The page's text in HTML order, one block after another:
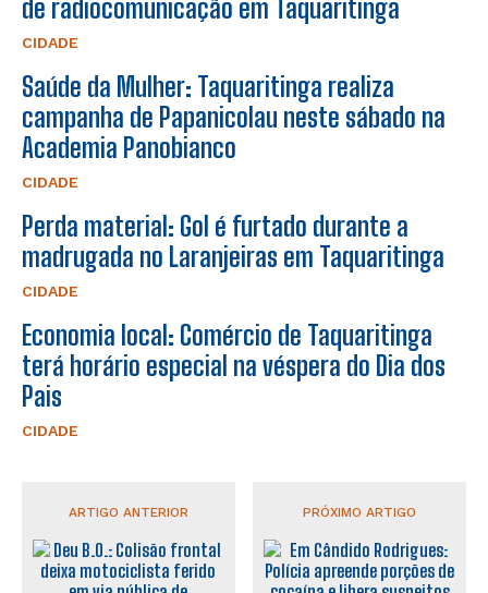
de radiocomunicação em Taquaritinga
CIDADE
Saúde da Mulher: Taquaritinga realiza
campanha de Papanicolau neste sábado na
Academia Panobianco
CIDADE
Perda material: Gol é furtado durante a
madrugada no Laranjeiras em Taquaritinga
CIDADE
Economia local: Comércio de Taquaritinga
terá horário especial na véspera do Dia dos
Pais
CIDADE
ARTIGO ANTERIOR PRÓXIMO ARTIGO